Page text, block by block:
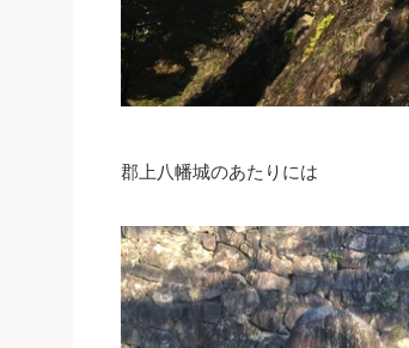
郡上八幡城のあたりには